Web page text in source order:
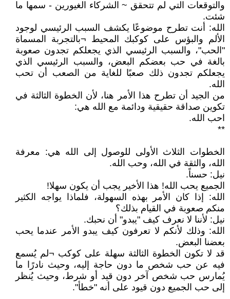
والتوقعات التي لم تتحقق ~ الشركاء الغيورين - سمها ما
شئت.
الله: أنت تطرح موضوعًا يكشف السبب الرئيسي لوجود
الألم والبؤس على كوكبك المحيط ¬بالتجربة المسماة
"الحب"، والسبب الرئيسي الذي يجعلكم تجدون صعوبة
بالغة في حب بعضكم البعض، والسبب الرئيسي الذي
يجعلكم تجدون ذلك صعبًا للغاية من الصعب أن تحب
الله.
من الجيد أن تطرح هذا الأمر هنا، لأن الخطوة الثالثة في
تكوين صداقة حقيقية ودائمة مع الله هي:
احب الله.
**
الخطوات الثلاث الأولى للوصول إلى الله هي: معرفة
الله، والثقة في الله، وحب الله.
نيل: حسناً.
الجميع يحب الله! هذا الأخير يجب أن يكون سهلا!
الله: إذا كان الأمر بهذه السهولة، فلماذا يواجه الكثير
منكم صعوبة في القيام بذلك؟
نيل: لأننا لا نعرف كيف "يبدو" أن نحبك.
الله: وذلك لأنكم لا تعرفون كيف يبدو الأمر عندما يحب
بعضنا البعض.
قد لا تكون الخطوة الثالثة سهلة على كوكب ¬لم يُسمع
فيه عن حب شخص ما دون حاجة إليه، وحيث نادرًا ما
يُمارس حب شخص آخر دون قيد أو شرط، وحيث يُنظر
إلى حب الجميع دون قيود على أنه "خطأ".